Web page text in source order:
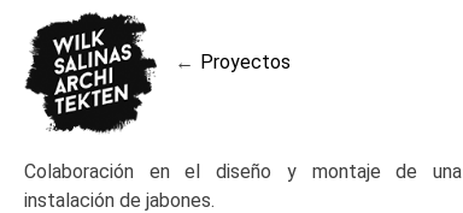
content
Proyectos
Colaboración en el diseño y montaje de una
instalación de jabones.
Navegación
de